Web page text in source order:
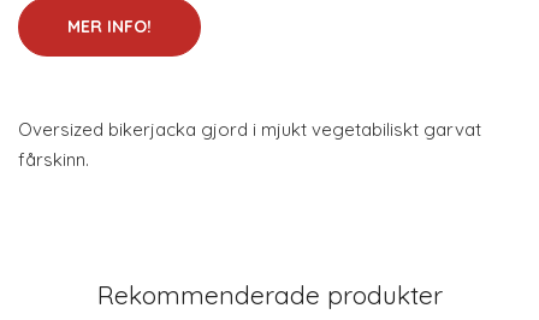
MER INFO!
Oversized bikerjacka gjord i mjukt vegetabiliskt garvat
fårskinn.
Rekommenderade produkter